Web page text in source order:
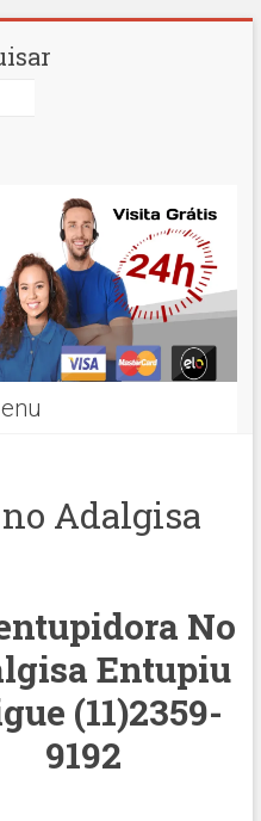
Adalgisa
No
Entupiu
(11)2359-
9192